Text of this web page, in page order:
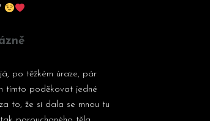
po těžkém úraze, pár
tímto poděkovat jedné
to, že si dala se mnou tu